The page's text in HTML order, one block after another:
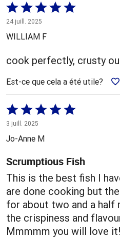
Coté
5 sur
5
24 juill. 2025
WILLIAM F
cook perfectly, crusty
Est-ce que cela a été utile?
Coté
5 sur
5
3 juill. 2025
Jo-Anne M
Scrumptious Fish
This is the best fish I
are done cooking but
for about two and a half
the crispiness and
Mmmmm you will love it!